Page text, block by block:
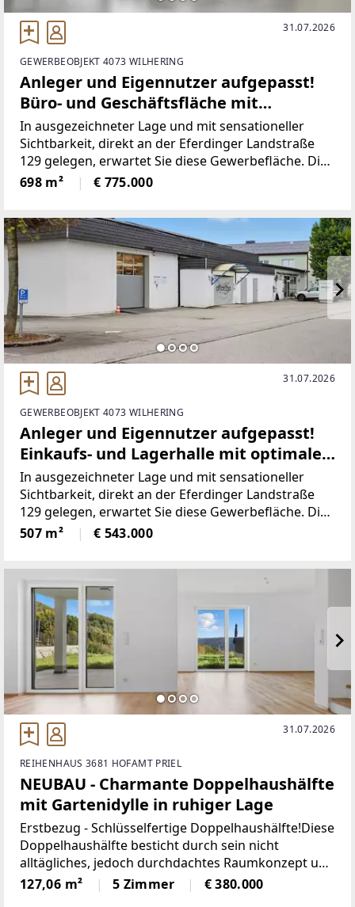
31.07.2026
GEWERBEOBJEKT 4073 WILHERING
Anleger und Eigennutzer aufgepasst!
Büro- und Geschäftsfläche mit
optimaler Sichtbarkeit (Top 3+4)
In ausgezeichneter Lage und mit sensationeller
Sichtbarkeit, direkt an der Eferdinger Landstraße
129 gelegen, erwartet Sie diese Gewerbefläche. Die
ehemals als Lebensmittelgeschäft geführte
Verkaufshalle beherbergt heute ein kleines
698 m² € 775.000
31.07.2026
GEWERBEOBJEKT 4073 WILHERING
Anleger und Eigennutzer aufgepasst!
Einkaufs- und Lagerhalle mit optimaler
Sichtbarkeit (Top 4)
In ausgezeichneter Lage und mit sensationeller
Sichtbarkeit, direkt an der Eferdinger Landstraße
129 gelegen, erwartet Sie diese Gewerbefläche. Die
ehemals als Lebensmittelgeschäft geführte
Verkaufshalle beherbergt heute ein kleines
507 m² € 543.000
31.07.2026
REIHENHAUS 3681 HOFAMT PRIEL
NEUBAU - Charmante Doppelhaushälfte
mit Gartenidylle in ruhiger Lage
Erstbezug - Schlüsselfertige Doppelhaushälfte!Diese
Doppelhaushälfte besticht durch sein nicht
alltägliches, jedoch durchdachtes Raumkonzept und
der beschaulichen Ruhelage.Sie sehnen sich nach
Ruhe in einer überschaubaren
127,06 m² 5 Zimmer € 380.000